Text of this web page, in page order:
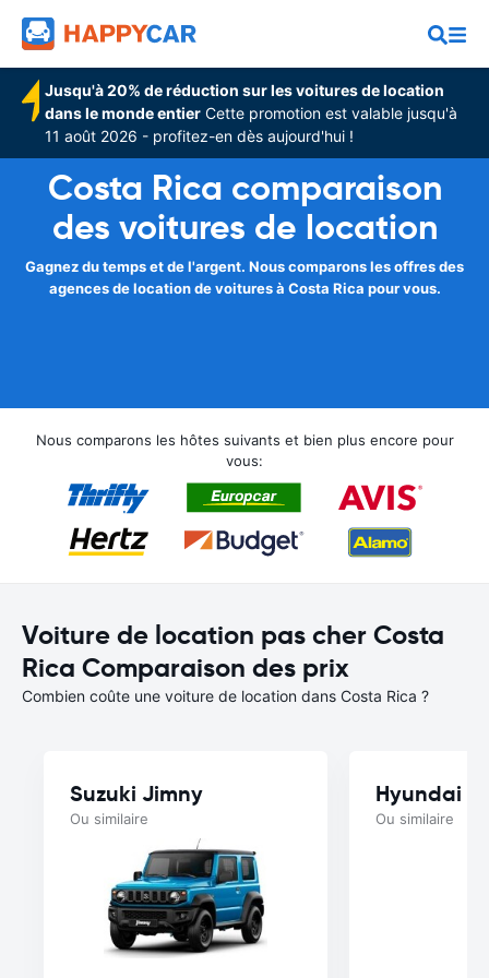
Jusqu'à 20% de réduction sur les voitures de location
dans le monde entier Cette promotion est valable jusqu'à
11 août 2026 - profitez-en dès aujourd'hui !
Costa Rica comparaison
des voitures de location
Gagnez du temps et de l'argent. Nous comparons les offres des
agences de location de voitures à Costa Rica pour vous.
Nous comparons les hôtes suivants et bien plus encore pour
vous:
Voiture de location pas cher Costa
Rica Comparaison des prix
Combien coûte une voiture de location dans Costa Rica ?
Suzuki Jimny
Ou similaire
Hyundai
Ou similaire